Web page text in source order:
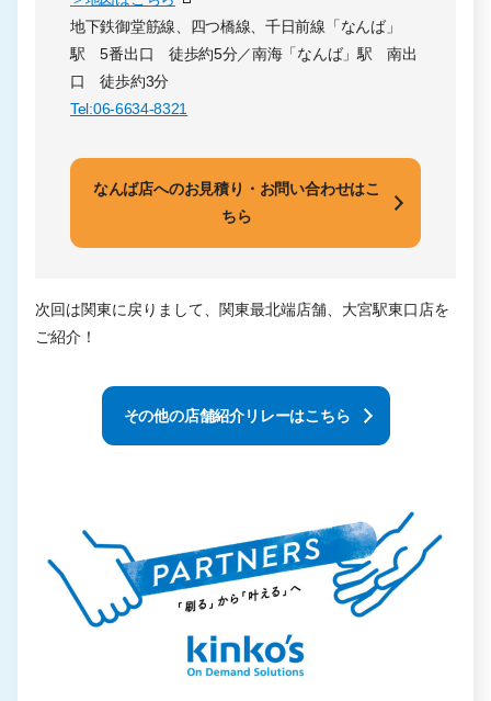
地下鉄御堂筋線、四つ橋線、千日前線「なんば」
駅 5番出口 徒歩約5分／南海「なんば」駅 南出
口 徒歩約3分
Tel:06-6634-8321
なんば店へのお見積り・お問い合わせはこ
ちら
次回は関東に戻りまして、関東最北端店舗、大宮駅東口店を
ご紹介！
その他の店舗紹介リレーはこちら